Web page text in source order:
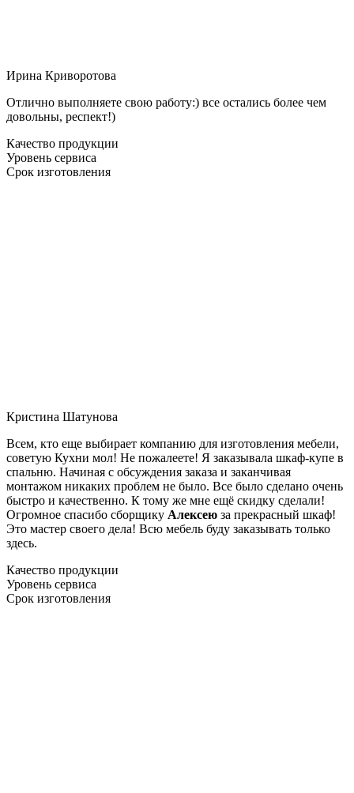
Ирина Криворотова
Отлично выполняете свою работу:) все остались более чем
довольны, респект!)
Качество продукции
Уровень сервиса
Срок изготовления
Кристина Шатунова
Всем, кто еще выбирает компанию для изготовления мебели,
советую Кухни мол! Не пожалеете! Я заказывала шкаф-купе в
спальню. Начиная с обсуждения заказа и заканчивая
монтажом никаких проблем не было. Все было сделано очень
быстро и качественно. К тому же мне ещё скидку сделали!
Огромное спасибо сборщику Алексею за прекрасный шкаф!
Это мастер своего дела! Всю мебель буду заказывать только
здесь.
Качество продукции
Уровень сервиса
Срок изготовления